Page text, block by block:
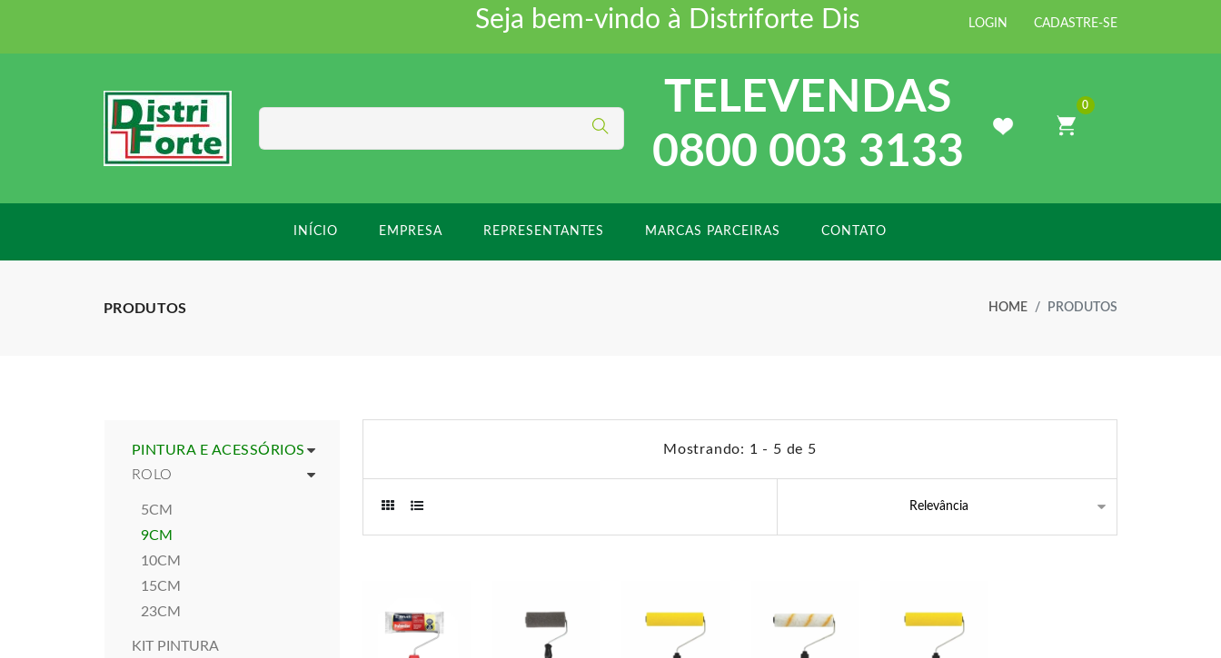
Seja bem-vindo à Distriforte Distribuidora de Materiais para
LOGIN CADASTRE-SE
TELEVENDAS
0800 003 3133
0
INÍCIO EMPRESA REPRESENTANTES MARCAS PARCEIRAS CONTATO
PRODUTOS HOME PRODUTOS
PINTURA E ACESSÓRIOS
ROLO
5CM
9CM
10CM
15CM
23CM
KIT PINTURA
Mostrando: 1 - 5 de 5